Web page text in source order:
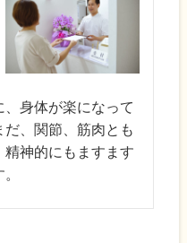
、身体が楽になって
、関節、筋肉とも
精神的にもますます